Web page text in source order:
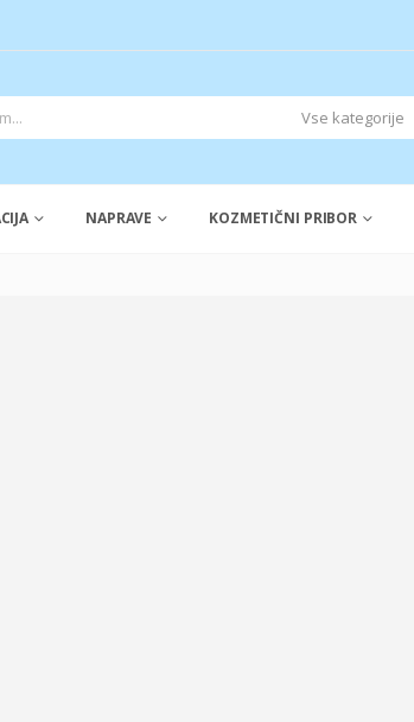
NAPRAVE KOZMETIČNI PRIBOR